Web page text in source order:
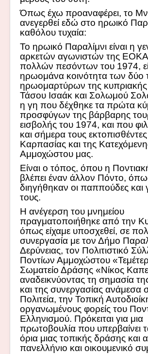
Όπως έχω προαναφέρει, το
ανεγερθεί εδώ στο ηρωικό
καθόλου τυχαία:
Το ηρωικό Παραλίμνι είναι η
αρκετών αγωνιστών της
πολλών πεσόντων του 1974,
ηρωομάνα κοινότητα των δύο
ηρωομαρτύρων της κυπριακής
Τάσου Ισαάκ και Σολωμού
η γη που δέχθηκε τα πρώτα
προσφύγων της βάρβαρης
εισβολής του 1974, και που
και σήμερα τους
Καρπασίας και της
Αμμοχώστου μας.
Είναι ο τόπος, όπου η
βλέπει έναν άλλον Πόντο,
διηγήθηκαν οι παππούδες και
τους.
Η ανέγερση του μνημείου
πραγματοποιήθηκε από την
όπως είχαμε υποσχεθεί, σε
συνεργασία με τον Δήμο
Δερύνειας, τον Πολιτιστικό
Ποντίων Αμμοχώστου
Σωματείο Δράσης «Νίκος
αναδεικνύοντας τη σημασία
και της συνεργασίας ανάμεσα
Πολιτεία, την Τοπική
οργανωμένους φορείς του
Ελληνισμού. Πρόκειται για μια
πρωτοβουλία που υπερβαίνει
όρια μιας τοπικής δράσης και
πανελλήνιο και οικουμενικό